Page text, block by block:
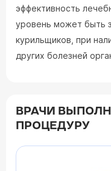
эффективность
уровень может быть
курильщиков, при
других болезней
ВРАЧИ
ПРОЦЕДУРУ